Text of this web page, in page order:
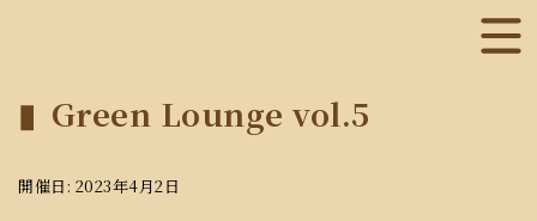
Green Lounge vol.5
開催日: 2023年4月2日